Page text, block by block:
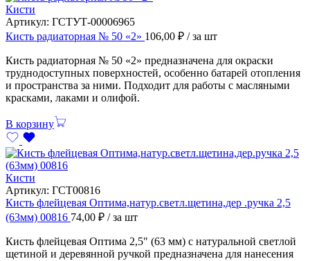
Кисти
Артикул: ГСТУТ-00006965
Кисть радиаторная № 50 «2» 106,00 ₽ / за шт
Кисть радиаторная № 50 «2» предназначена для окраски
труднодоступных поверхностей, особенно батарей отопления
и пространства за ними. Подходит для работы с масляными
красками, лаками и олифой.
В корзину
Кисти
Артикул: ГСТ00816
Кисть флейцевая Оптима,натур.светл.щетина,дер .ручка 2,5
(63мм) 00816 74,00 ₽ / за шт
Кисть флейцевая Оптима 2,5" (63 мм) с натуральной светлой
щетиной и деревянной ручкой предназначена для нанесения